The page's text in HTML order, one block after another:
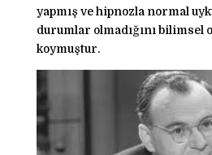
yapmış ve hipnozla normal
durumlar olmadığını bilimsel
koymuştur.